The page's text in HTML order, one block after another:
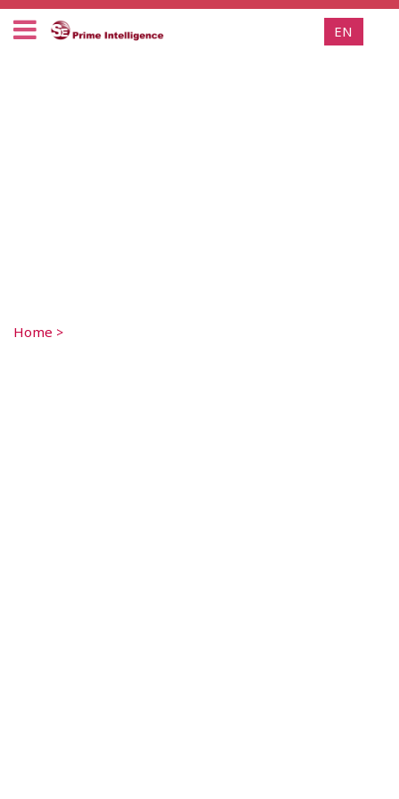
EN
Home >